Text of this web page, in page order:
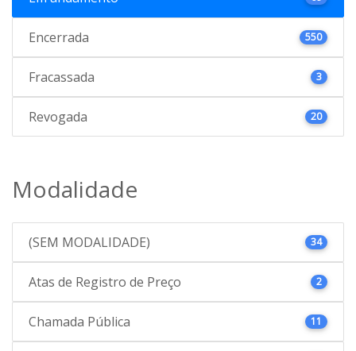
Encerrada 550
Fracassada 3
Revogada 20
Modalidade
(SEM MODALIDADE) 34
Atas de Registro de Preço 2
Chamada Pública 11